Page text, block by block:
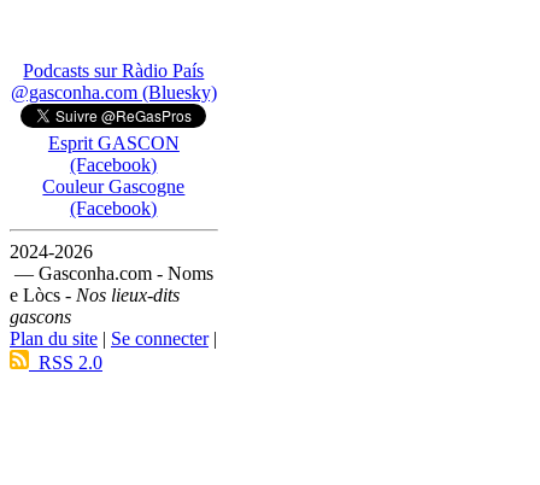
Podcasts sur Ràdio País
@gasconha.com (Bluesky)
Esprit GASCON
(Facebook)
Couleur Gascogne
(Facebook)
2024-2026
— Gasconha.com - Noms
e Lòcs - Nos lieux-dits
gascons
Plan du site | Se connecter|
RSS 2.0